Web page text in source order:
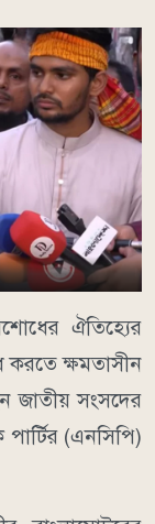
ঐতিহ্যের
ক্ষমতাসীন
জাতীয় সংসদের
(এনসিপি)